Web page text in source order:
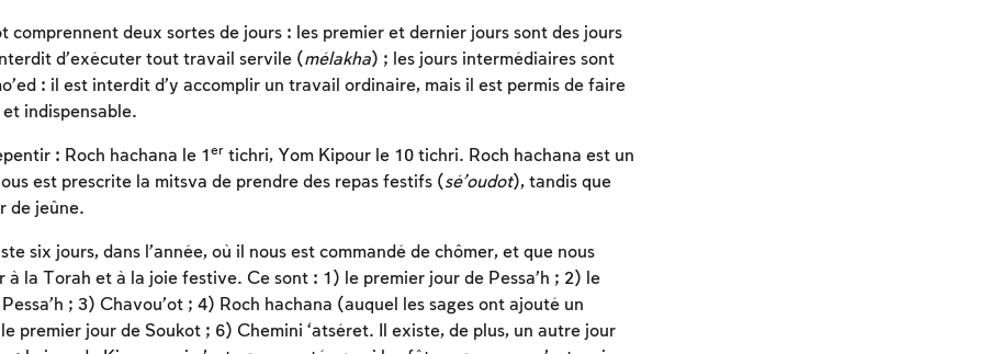
comprennent deux sortes de jours : les premier et dernier jours sont des jours
d’exécuter tout travail servile (mélakha) ; les jours intermédiaires sont
: il est interdit d’y accomplir un travail ordinaire, mais il est permis de faire
indispensable.
: Roch hachana le 1 er tichri, Yom Kipour le 10 tichri. Roch hachana est un
est prescrite la mitsva de prendre des repas festifs (sé’oudot), tandis que
de jeûne.
six jours, dans l’année, où il nous est commandé de chômer, et que nous
à la Torah et à la joie festive. Ce sont : 1) le premier jour de Pessa’h ; 2) le
; 3) Chavou’ot ; 4) Roch hachana (auquel les sages ont ajouté un
premier jour de Soukot ; 6) Chemini ‘atséret. Il existe, de plus, un autre jour
Inscription requise
Afin d'enregistrer ce que vous avez étudié, vous
devez vous connectez ou vous inscrire.
Inscription